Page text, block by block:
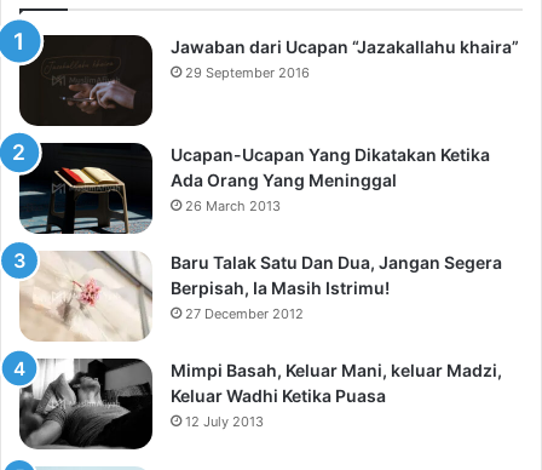
Jawaban dari Ucapan “Jazakallahu khaira”
29 September 2016
Ucapan-Ucapan Yang Dikatakan Ketika
Ada Orang Yang Meninggal
26 March 2013
Baru Talak Satu Dan Dua, Jangan Segera
Berpisah, Ia Masih Istrimu!
27 December 2012
Mimpi Basah, Keluar Mani, keluar Madzi,
Keluar Wadhi Ketika Puasa
12 July 2013